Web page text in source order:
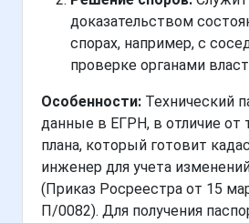
доказательством
спорах, например, с
проверке органами
Особенности: Технический
данные в ЕГРН, в отличие от
плана, который готовит
инженер для учета
(Приказ Росреестра от 15
П/0082). Для получения